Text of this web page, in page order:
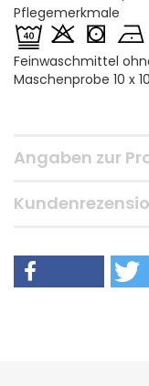
Pflegemerkmale
Feinwaschmittel
Maschenprobe 10 x
Angaben zur